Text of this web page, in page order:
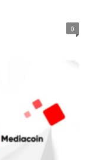
0